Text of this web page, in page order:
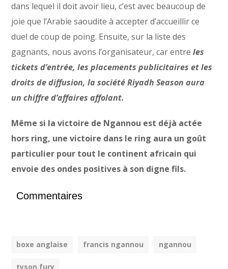
dans lequel il doit avoir lieu, c’est avec beaucoup de
joie que l’Arabie saoudite à accepter d’accueillir ce
duel de coup de poing. Ensuite, sur la liste des
gagnants, nous avons l’organisateur, car entre les
tickets d’entrée, les placements publicitaires et les
droits de diffusion, la société Riyadh Season aura
un chiffre d’affaires affolant.
Même si la victoire de Ngannou est déjà actée
hors ring, une victoire dans le ring aura un goût
particulier pour tout le continent africain qui
envoie des ondes positives à son digne fils.
Commentaires
boxe anglaise francis ngannou ngannou
tyson fury